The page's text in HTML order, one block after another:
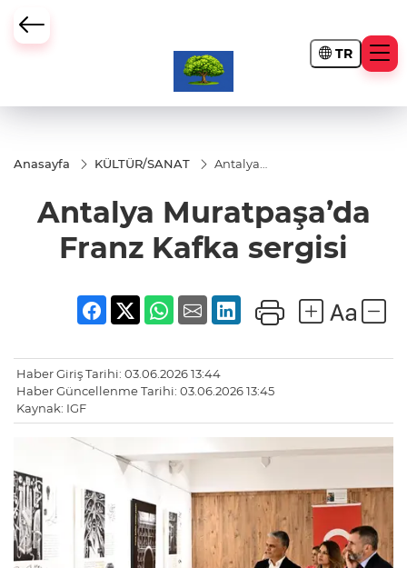
TR
Anasayfa KÜLTÜR/SANAT
Antalya
sergisi
Antalya Muratpaşa’da
Franz Kafka sergisi
Haber Giriş Tarihi: 03.06.2026 13:44
Haber Güncellenme Tarihi: 03.06.2026 13:45
Kaynak: IGF